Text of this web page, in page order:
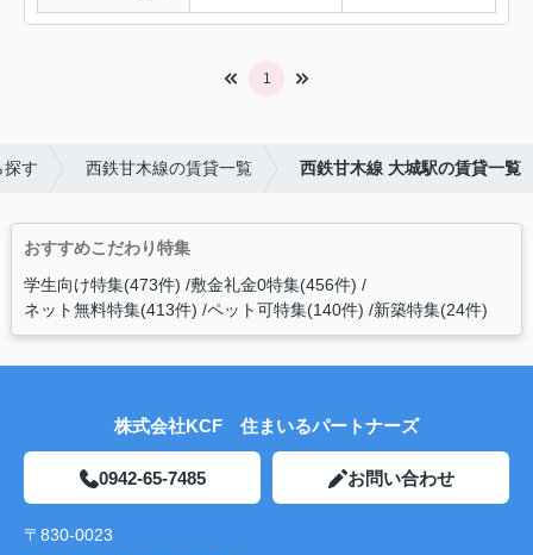
1
探す 西鉄甘木線の賃貸一覧 西鉄甘木線 大城駅の賃貸一覧
おすすめこだわり特集
学生向け特集(473件) 敷金礼金0特集(456件)
ネット無料特集(413件) ペット可特集(140件) 新築特集(24件)
株式会社KCF 住まいるパートナーズ
0942-65-7485 お問い合わせ
〒830-0023